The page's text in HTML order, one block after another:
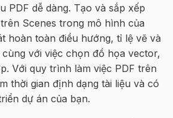
PDF dễ dàng. Tạo và sắp xếp
Scenes trong mô hình của
hoàn toàn điều hướng, tỉ lệ vẽ và
cùng với việc chọn đồ họa vector,
Với quy trình làm việc PDF trên
thời gian định dạng tài liệu và có
dự án của bạn.